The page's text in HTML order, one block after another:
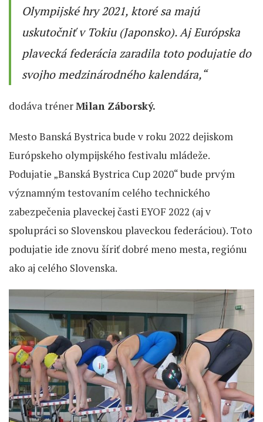
Olympijské hry 2021, ktoré sa majú
uskutočniť v Tokiu (Japonsko). Aj Európska
plavecká federácia zaradila toto podujatie do
svojho medzinárodného kalendára,“
dodáva trénerMilan Záborský.
Mesto Banská Bystrica bude v roku 2022 dejiskom
Európskeho olympijského festivalu mládeže.
Podujatie „Banská Bystrica Cup 2020“ bude prvým
významným testovaním celého technického
zabezpečenia plaveckej časti EYOF 2022 (aj v
spolupráci so Slovenskou plaveckou federáciou). Toto
podujatie ide znovu šíriť dobré meno mesta, regiónu
ako aj celého Slovenska.